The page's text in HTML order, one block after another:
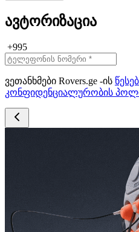
ავტორიზაცია
+995
ვეთანხმები Rovers.ge -ის
კონფიდენციალურობის